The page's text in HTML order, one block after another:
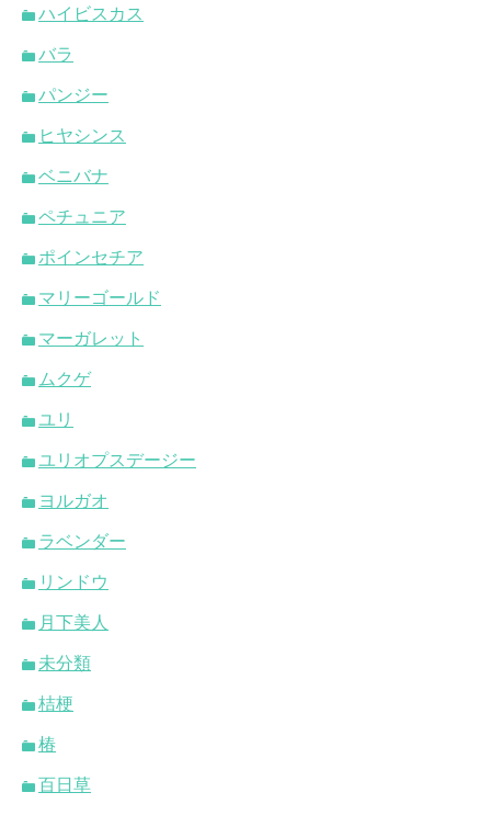
ハイビスカス
バラ
パンジー
ヒヤシンス
ベニバナ
ペチュニア
ポインセチア
マリーゴールド
マーガレット
ムクゲ
ユリ
ユリオプスデージー
ヨルガオ
ラベンダー
リンドウ
月下美人
未分類
桔梗
椿
百日草